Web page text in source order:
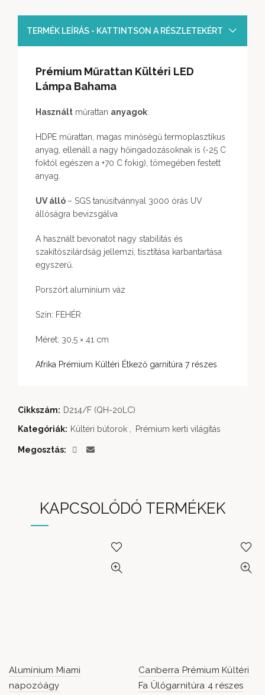
TERMÉK LEÍRÁS - KATTINTSON A RÉSZLETEKÉRT
Prémium Műrattan Kültéri LED
Lámpa Bahama
Használt műrattan anyagok:
HDPE műrattan, magas minőségű termoplasztikus
anyag, ellenáll a nagy hőingadozásoknak is (-25 C
foktól egészen a +70 C fokig), tömegében festett
anyag.
UV álló – SGS tanúsítvánnyal 3000 órás UV
állóságra bevizsgálva
A használt bevonatot nagy stabilitás és
szakítószilárdság jellemzi, tisztítása karbantartása
egyszerű.
Porszórt alumínium váz
Szín: FEHÉR
Méret: 30,5 × 41 cm
Afrika Prémium Kültéri Étkező garnitúra 7 részes
Cikkszám: D214/F (QH-20LC)
Kategóriák: Kültéri bútorok Prémium kerti világítás
Megosztás
KAPCSOLÓDÓ TERMÉKEK
Alumínium Miami
napozóágy
Canberra Prémium Kültéri
Fa Ülőgarnitúra 4 részes